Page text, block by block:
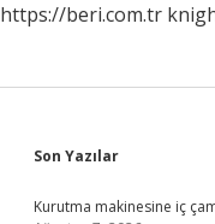
https://beri.com.tr
Sidebar
Son Yazılar
Kurutma makinesine iç